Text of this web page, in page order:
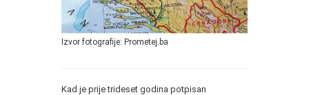
Izvor fotografije: Prometej.ba
Kad je prije trideset godina potpisan